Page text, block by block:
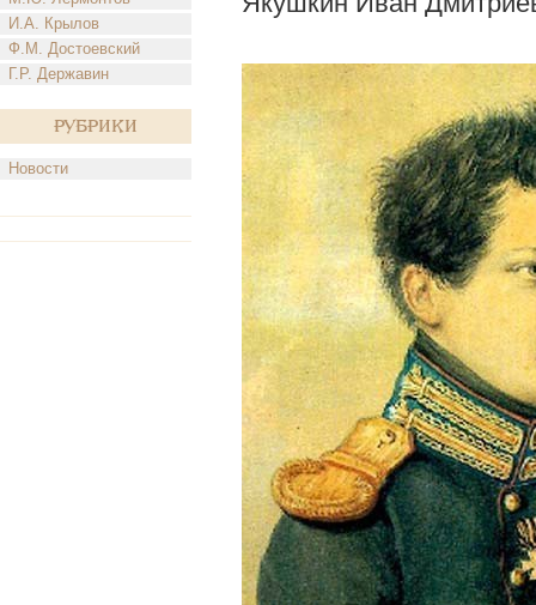
И.А. Крылов
Ф.М. Достоевский
Г.Р. Державин
Рубрики
Новости